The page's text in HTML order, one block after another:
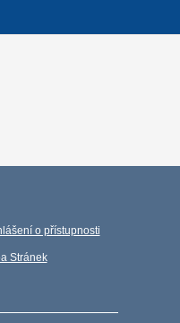
o přístupnosti
Stránek